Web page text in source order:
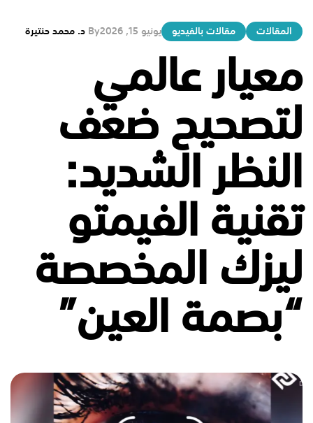
المقالات مقالات بالفيديو يونيو 15, 2026 By د. محمد حنتيرة
معيار عالمي
لتصحيح ضعف
النظر الشديد:
تقنية الفيمتو
ليزك المخصصة
“بصمة العين”